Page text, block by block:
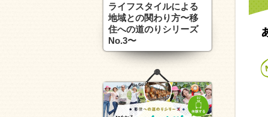
ライフスタイルによる
地域との関わり方〜移
住への道のりシリーズ
No.3〜